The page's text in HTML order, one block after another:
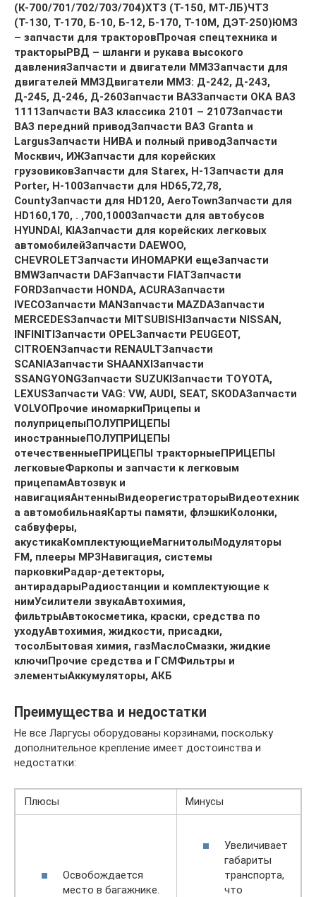
(К-700/701/702/703/704)ХТЗ (Т-150, МТ-ЛБ)ЧТЗ
(Т-130, Т-170, Б-10, Б-12, Б-170, Т-10М, ДЭТ-250)ЮМЗ
– запчасти для тракторовПрочая спецтехника и
тракторыРВД – шланги и рукава высокого
давленияЗапчасти и двигатели ММЗЗапчасти для
двигателей ММЗДвигатели ММЗ: Д-242, Д-243,
Д-245, Д-246, Д-260Запчасти ВАЗЗапчасти ОКА ВАЗ
1111Запчасти ВАЗ классика 2101 – 2107Запчасти
ВАЗ передний приводЗапчасти ВАЗ Granta и
LargusЗапчасти НИВА и полный приводЗапчасти
Москвич, ИЖЗапчасти для корейских
грузовиковЗапчасти для Starex, H-1Запчасти для
Porter, H-100Запчасти для HD65,72,78,
CountyЗапчасти для HD120, AeroTownЗапчасти для
HD160,170, . ,700,1000Запчасти для автобусов
HYUNDAI, KIAЗапчасти для корейских легковых
автомобилейЗапчасти DAEWOO,
CHEVROLETЗапчасти ИНОМАРКИ ещеЗапчасти
BMWЗапчасти DAFЗапчасти FIATЗапчасти
FORDЗапчасти HONDA, ACURAЗапчасти
IVECOЗапчасти MANЗапчасти MAZDAЗапчасти
MERCEDESЗапчасти MITSUBISHIЗапчасти NISSAN,
INFINITIЗапчасти OPELЗапчасти PEUGEOT,
CITROENЗапчасти RENAULTЗапчасти
SCANIAЗапчасти SHAANXIЗапчасти
SSANGYONGЗапчасти SUZUKIЗапчасти TOYOTA,
LEXUSЗапчасти VAG: VW, AUDI, SEAT, SKODAЗапчасти
VOLVOПрочие иномаркиПрицепы и
полуприцепыПОЛУПРИЦЕПЫ
иностранныеПОЛУПРИЦЕПЫ
отечественныеПРИЦЕПЫ тракторныеПРИЦЕПЫ
легковыеФаркопы и запчасти к легковым
прицепамАвтозвук и
навигацияАнтенныВидеорегистраторыВидеотехник
а автомобильнаяКарты памяти, флэшкиКолонки,
сабвуферы,
акустикаКомплектующиеМагнитолыМодуляторы
FM, плееры MP3Навигация, системы
парковкиРадар-детекторы,
антирадарыРадиостанции и комплектующие к
нимУсилители звукаАвтохимия,
фильтрыАвтокосметика, краски, средства по
уходуАвтохимия, жидкости, присадки,
тосолБытовая химия, газМаслоСмазки, жидкие
ключиПрочие средства и ГСМФильтры и
элементыАккумуляторы, АКБ
Преимущества и недостатки
Не все Ларгусы оборудованы корзинами, поскольку
дополнительное крепление имеет достоинства и
недостатки:
Плюсы Минусы
Освобождается
место в багажнике.
Увеличивает
габариты
транспорта,
что